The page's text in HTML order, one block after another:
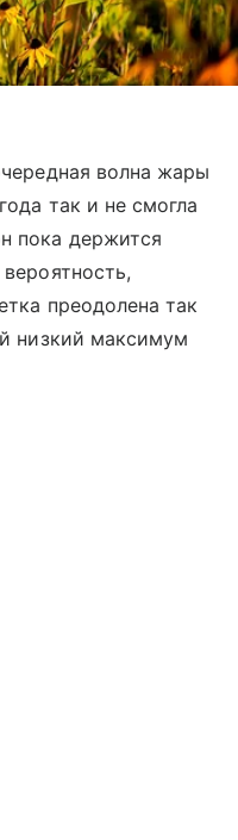
волна жары
так и не смогла
пока держится
преодолена так
низкий максимум